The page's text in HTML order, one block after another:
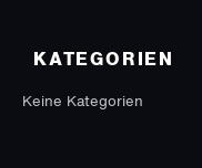
KATEGORIEN
Keine Kategorien